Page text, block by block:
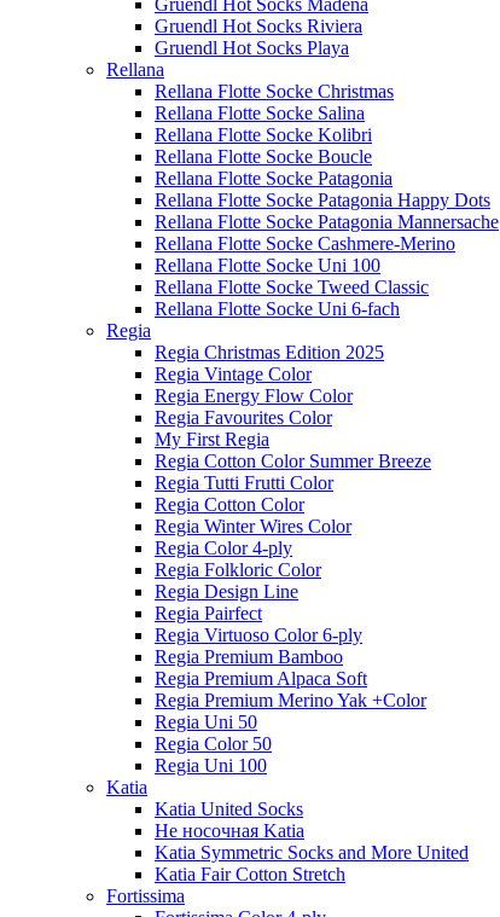
Gruendl Hot Socks Madena
Gruendl Hot Socks Riviera
Gruendl Hot Socks Playa
Rellana
Rellana Flotte Socke Christmas
Rellana Flotte Socke Salina
Rellana Flotte Socke Kolibri
Rellana Flotte Socke Boucle
Rellana Flotte Socke Patagonia
Rellana Flotte Socke Patagonia Happy Dots
Rellana Flotte Socke Patagonia Mannersache
Rellana Flotte Socke Cashmere-Merino
Rellana Flotte Socke Uni 100
Rellana Flotte Socke Tweed Classic
Rellana Flotte Socke Uni 6-fach
Regia
Regia Christmas Edition 2025
Regia Vintage Color
Regia Energy Flow Color
Regia Favourites Color
My First Regia
Regia Cotton Color Summer Breeze
Regia Tutti Frutti Color
Regia Cotton Color
Regia Winter Wires Color
Regia Color 4-ply
Regia Folkloric Color
Regia Design Line
Regia Pairfect
Regia Virtuoso Color 6-ply
Regia Premium Bamboo
Regia Premium Alpaca Soft
Regia Premium Merino Yak +Color
Regia Uni 50
Regia Color 50
Regia Uni 100
Katia
Katia United Socks
Не носочная Katia
Katia Symmetric Socks and More United
Katia Fair Cotton Stretch
Fortissima